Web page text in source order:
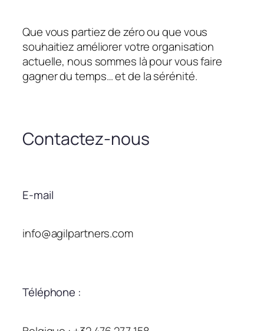
Que vous partiez de zéro ou que vous
souhaitiez améliorer votre organisation
actuelle, nous sommes là pour vous faire
gagner du temps… et de la sérénité.
Contactez-nous
E-mail
info@agilpartners.com
Téléphone :